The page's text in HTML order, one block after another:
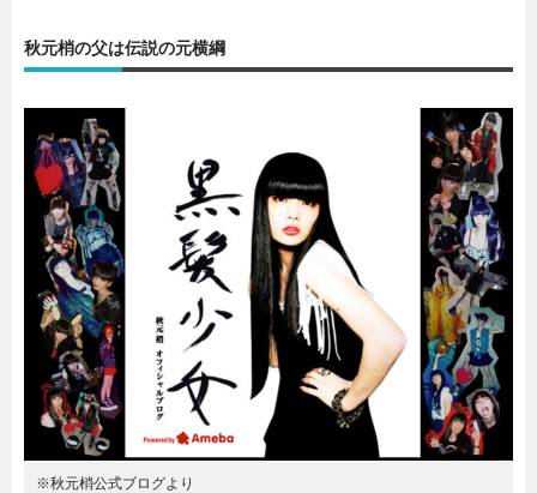
秋元梢の父は伝説の元横綱
※秋元梢公式ブログより